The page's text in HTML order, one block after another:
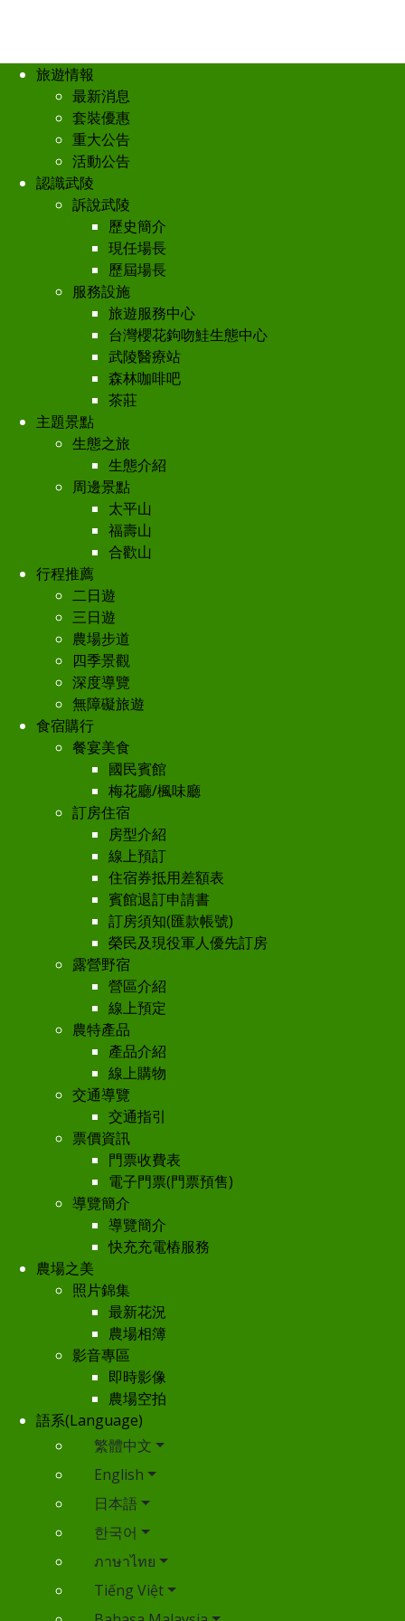
旅遊情報
最新消息
套裝優惠
重大公告
活動公告
認識武陵
訴說武陵
歷史簡介
現任場長
歷屆場長
服務設施
旅遊服務中心
台灣櫻花鉤吻鮭生態中心
武陵醫療站
森林咖啡吧
茶莊
主題景點
生態之旅
生態介紹
周邊景點
太平山
福壽山
合歡山
行程推薦
二日遊
三日遊
農場步道
四季景觀
深度導覽
無障礙旅遊
食宿購行
餐宴美食
國民賓館
梅花廳/楓味廳
訂房住宿
房型介紹
線上預訂
住宿券抵用差額表
賓館退訂申請書
訂房須知(匯款帳號)
榮民及現役軍人優先訂房
露營野宿
營區介紹
線上預定
農特產品
產品介紹
線上購物
交通導覽
交通指引
票價資訊
門票收費表
電子門票(門票預售)
導覽簡介
導覽簡介
快充充電樁服務
農場之美
照片錦集
最新花況
農場相簿
影音專區
即時影像
農場空拍
語系(Language)
繁體中文
English
日本語
한국어
ภาษาไทย
Tiếng Việt